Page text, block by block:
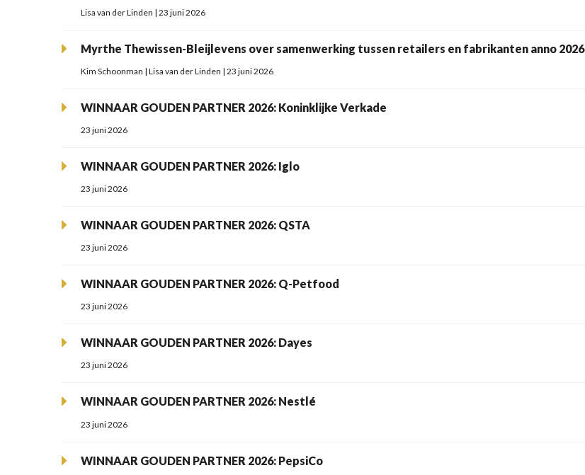
Lisa van der Linden | 23 juni 2026
Myrthe Thewissen-Bleijlevens over samenwerking tussen retailers en fabrikanten anno 2026
Kim Schoonman | Lisa van der Linden | 23 juni 2026
WINNAAR GOUDEN PARTNER 2026: Koninklijke Verkade
23 juni 2026
WINNAAR GOUDEN PARTNER 2026: Iglo
23 juni 2026
WINNAAR GOUDEN PARTNER 2026: QSTA
23 juni 2026
WINNAAR GOUDEN PARTNER 2026: Q-Petfood
23 juni 2026
WINNAAR GOUDEN PARTNER 2026: Dayes
23 juni 2026
WINNAAR GOUDEN PARTNER 2026: Nestlé
23 juni 2026
WINNAAR GOUDEN PARTNER 2026: PepsiCo